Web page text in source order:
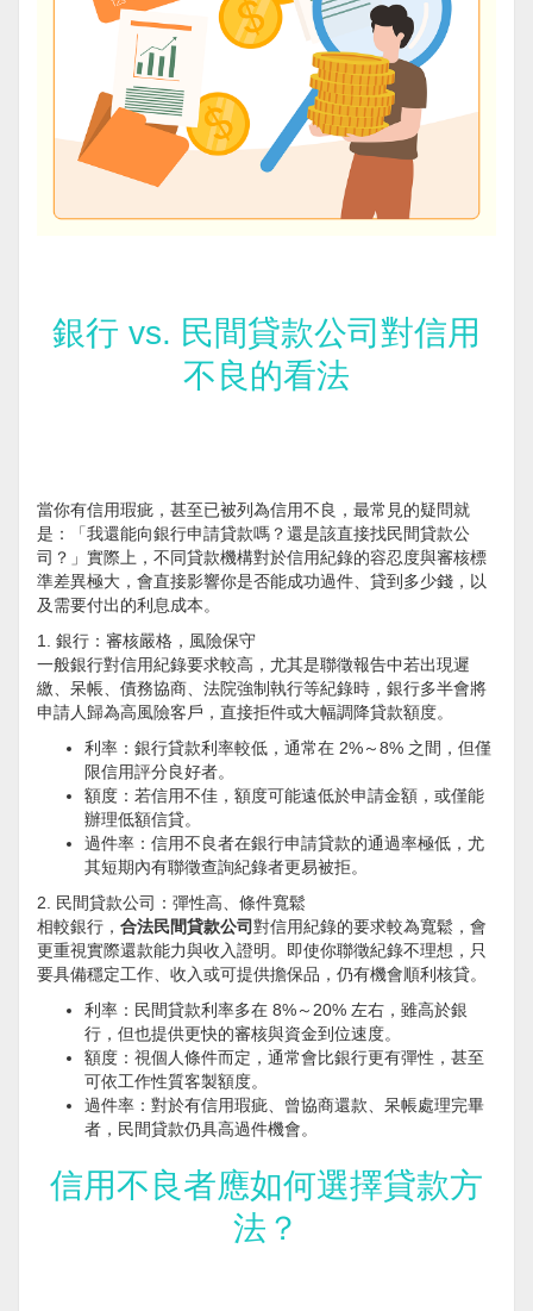
銀行 vs. 民間貸款公司對信用
不良的看法
當你有信用瑕疵，甚至已被列為信用不良，最常見的疑問就
是：「我還能向銀行申請貸款嗎？還是該直接找民間貸款公
司？」實際上，不同貸款機構對於信用紀錄的容忍度與審核標
準差異極大，會直接影響你是否能成功過件、貸到多少錢，以
及需要付出的利息成本。
1. 銀行：審核嚴格，風險保守
一般銀行對信用紀錄要求較高，尤其是聯徵報告中若出現遲
繳、呆帳、債務協商、法院強制執行等紀錄時，銀行多半會將
申請人歸為高風險客戶，直接拒件或大幅調降貸款額度。
利率：銀行貸款利率較低，通常在 2%～8% 之間，但僅
限信用評分良好者。
額度：若信用不佳，額度可能遠低於申請金額，或僅能
辦理低額信貸。
過件率：信用不良者在銀行申請貸款的通過率極低，尤
其短期內有聯徵查詢紀錄者更易被拒。
2. 民間貸款公司：彈性高、條件寬鬆
相較銀行， 合法民間貸款公司對信用紀錄的要求較為寬鬆，會
更重視實際還款能力與收入證明。即使你聯徵紀錄不理想，只
要具備穩定工作、收入或可提供擔保品，仍有機會順利核貸。
利率：民間貸款利率多在 8%～20% 左右，雖高於銀
行，但也提供更快的審核與資金到位速度。
額度：視個人條件而定，通常會比銀行更有彈性，甚至
可依工作性質客製額度。
過件率：對於有信用瑕疵、曾協商還款、呆帳處理完畢
者，民間貸款仍具高過件機會。
信用不良者應如何選擇貸款方
法？